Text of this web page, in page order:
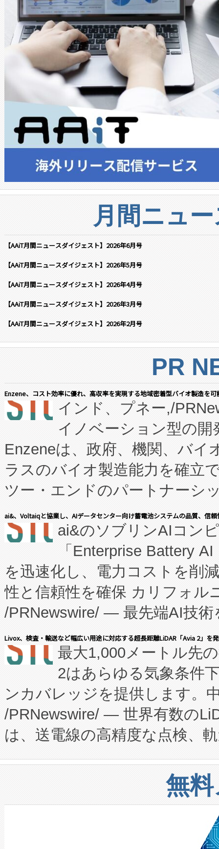
月間ニュ
【AAiT月間ニュースダイジェスト】2026年6月号
【AAiT月間ニュースダイジェスト】2026年5月号
【AAiT月間ニュースダイジェスト】2026年4月号
【AAiT月間ニュースダイジェスト】2026年3月号
【AAiT月間ニュースダイジェスト】2026年2月号
PR
Enzene、コスト効率に優れ、高収率を実現する地域密着型バイオ製造を
インド、プネー,/
イノベーション型の
Enzeneは、政府、機関、バイ
ラスのバイオ製造能力を確立
ツー・エンドのパートナーシ
表しました。 同社の実績ある
manufacturing™ (FCCM™) プ
たNeXは、バイオ医薬品製造
従来のフェッドバッチ施設の
に、患者やサプライチェーン
キー方式で拡張性が高く、持
す。FCCM‑を活用した現地生
患者にとっての費用負担を大
のアクセスを大幅に拡大する
Fully-Connected Continuous
プログラムには、施設設計・
に関する技術移転および知的
構造化トレーニングカリキュ
上げおよび商用化段階におけ
設備整備および立ち上げ調整
加組織は、Enzeneのバイオ
選定された製品について、自
ai&、Voltaiqと協業し、AIデータセンター向け蓄電池システムの品質、信
ai&のソブリンAIコン
「Enterprise Battery
を迅速化し、電力コストを削
性と信頼性を確保 カリフォル
/PRNewswire/ — 最先端AI技術
会社エーアイ・アンド：本社
President原信平）と、エンタ
ードするVoltaiqは、日本にあ
ーエネルギー貯蔵システム（
た。 Voltaiq独自のAI搭載プラ
定、統合、導入、運用に至る
安全性を追跡し、確保する事
増加しているデータセンター
る電力網に大きな負担をかけ
事業者の負担軽減という課題
系統連系を迅速にし、ピーク
Livox、検査・輸送など幅広い用途に対応する超長距離LiDAR「Avia 2」を
最大1,000メートル先
2はあらゆる気象条件
ンカバレッジを提供します。
/PRNewswire/ — 世界有数の
は、送電線の高精度な点検、
や穀物倉庫におけるバルク材
リューション「Avia 2」を発
したAvia 2は、1,000メート
狭視野のFOVを切り替えるこ
ケーブル、枝などの細かな対
無